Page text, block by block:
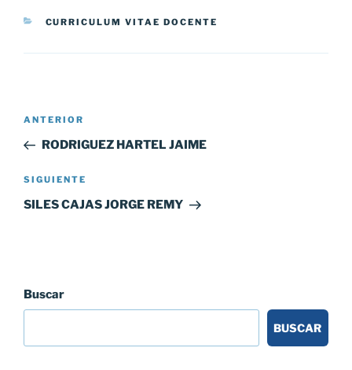
CATEGORÍAS
CURRICULUM VITAE DOCENTE
Navegación
entradas
Entrada
anterior:
ANTERIOR
RODRIGUEZ HARTEL JAIME
Siguiente
entrada
SIGUIENTE
SILES CAJAS JORGE REMY
Buscar
BUSCAR